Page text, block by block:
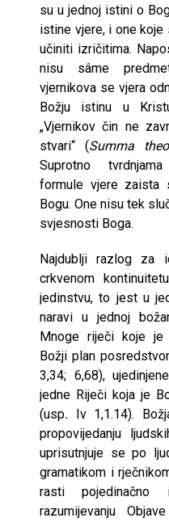
su u jednoj istini o
istine vjere, i one
učiniti izričitima.
nisu sâme
vjernikova se vjera
Božju istinu u
„Vjernikov čin ne
stvari“ (Summa
Suprotno
formule vjere zaista
Bogu. One nisu tek
svjesnosti Boga.
Najdublji razlog za
crkvenom
jedinstvu, to jest u
naravi u jednoj
Mnoge riječi koje je
Božji plan
3,34; 6,68),
jedne Riječi koja je
(usp. Iv 1,1.14).
propovijedanju
uprisutnjuje se po
gramatikom i
rasti
razumijevanju